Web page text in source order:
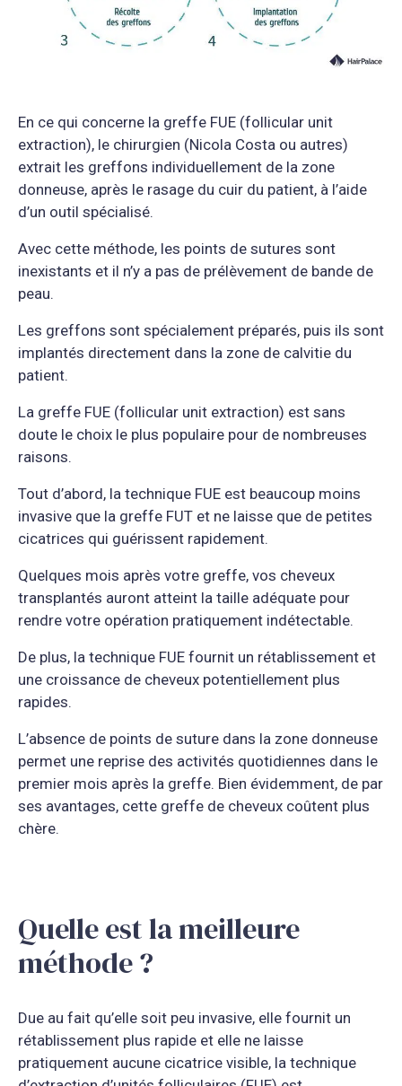
En ce qui concerne la greffe FUE (follicular unit
extraction), le chirurgien (Nicola Costa ou autres)
extrait les greffons individuellement de la zone
donneuse, après le rasage du cuir du patient, à l’aide
d’un outil spécialisé.
Avec cette méthode, les points de sutures sont
inexistants et il n’y a pas de prélèvement de bande de
peau.
Les greffons sont spécialement préparés, puis ils sont
implantés directement dans la zone de calvitie du
patient.
La greffe FUE (follicular unit extraction) est sans
doute le choix le plus populaire pour de nombreuses
raisons.
Tout d’abord, la technique FUE est beaucoup moins
invasive que la greffe FUT et ne laisse que de petites
cicatrices qui guérissent rapidement.
Quelques mois après votre greffe, vos cheveux
transplantés auront atteint la taille adéquate pour
rendre votre opération pratiquement indétectable.
De plus, la technique FUE fournit un rétablissement et
une croissance de cheveux potentiellement plus
rapides.
L’absence de points de suture dans la zone donneuse
permet une reprise des activités quotidiennes dans le
premier mois après la greffe. Bien évidemment, de par
ses avantages, cette greffe de cheveux coûtent plus
chère.
Quelle est la meilleure
méthode ?
Due au fait qu’elle soit peu invasive, elle fournit un
rétablissement plus rapide et elle ne laisse
pratiquement aucune cicatrice visible, la technique